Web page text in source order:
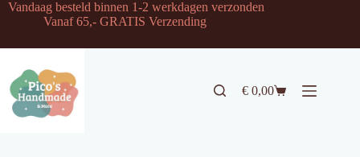
Ga
inhoud
Vandaag besteld binnen 1-2 werkdagen verzonden
Vanaf 65,- GRATIS Verzending
Winkelwagen
€ 0,00